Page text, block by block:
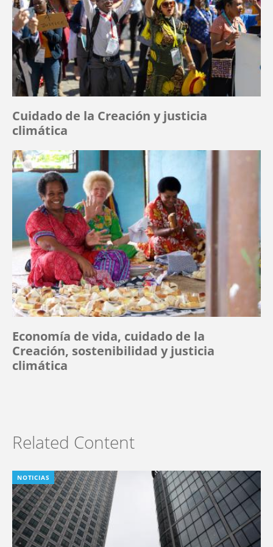
Cuidado de la Creación y justicia
climática
Economía de vida, cuidado de la
Creación, sostenibilidad y justicia
climática
Related Content
NOTICIAS